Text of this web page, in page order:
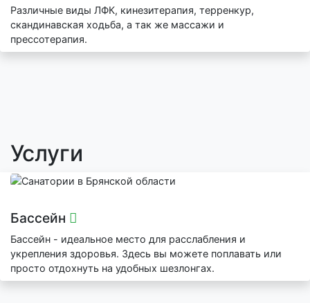
Различные виды ЛФК, кинезитерапия, терренкур,
скандинавская ходьба, а так же массажи и
прессотерапия.
Услуги
Бассейн
Бассейн - идеальное место для расслабления и
укрепления здоровья. Здесь вы можете поплавать или
просто отдохнуть на удобных шезлонгах.